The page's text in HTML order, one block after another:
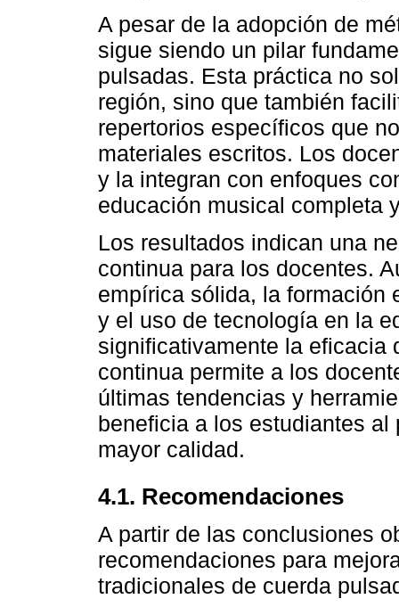
A pesar de la adopción de
sigue siendo un pilar
pulsadas. Esta práctica no
región, sino que también
repertorios específicos que
materiales escritos. Los
y la integran con enfoques
educación musical completa
Los resultados indican una
continua para los docentes.
empírica sólida, la formación
y el uso de tecnología en la
significativamente la eficacia
continua permite a los
últimas tendencias y
beneficia a los estudiantes
mayor calidad.
4.1. Recomendaciones
A partir de las conclusiones
recomendaciones para
tradicionales de cuerda